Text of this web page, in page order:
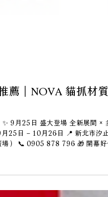
薦｜NOVA 貓抓材